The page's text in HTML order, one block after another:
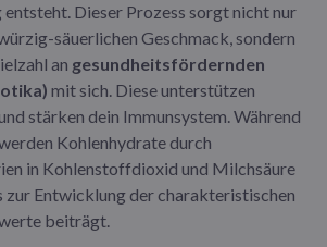
Dieser Prozess sorgt nicht nur
säuerlichen Geschmack, sondern
an gesundheitsfördernden
mit sich. Diese unterstützen
stärken dein Immunsystem. Während
Kohlenhydrate durch
in Kohlenstoffdioxid und Milchsäure
zur Entwicklung der charakteristischen
beiträgt.